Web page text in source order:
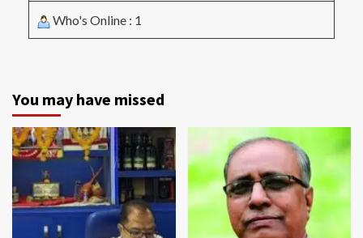
Who's Online : 1
You may have missed